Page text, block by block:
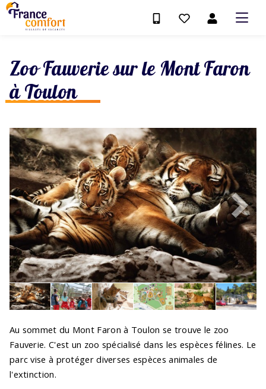
Zoo Fauverie sur le Mont Faron
à Toulon
Au sommet du Mont Faron à Toulon se trouve le zoo
Fauverie. C'est un zoo spécialisé dans les espèces félines. Le
parc vise à protéger diverses espèces animales de
l'extinction.